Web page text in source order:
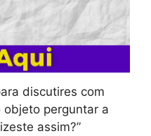
discutires com
objeto perguntar a
assim?”